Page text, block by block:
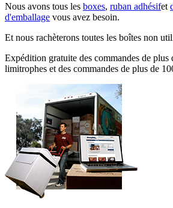
Nous avons tous les boxes, ruban adhésifet
d'emballage vous avez besoin.
Et nous rachèterons toutes les boîtes non
Expédition gratuite des commandes de plus
limitrophes et des commandes de plus de